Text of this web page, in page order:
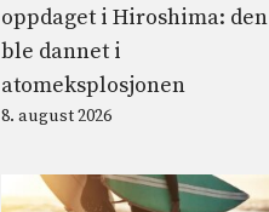
oppdaget i Hiroshima: den
ble dannet i
atomeksplosjonen
8. august 2026